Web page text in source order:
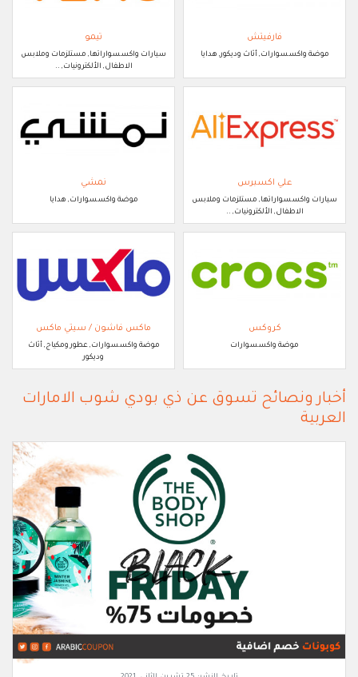
فارفيتش
موضة واكسسوارات, أثاث وديكور, هدايا
تيمو
سيارات واكسسواراتها, مستلزمات وملابس
الاطفال, الألكترونيات, ..
علي اكسبرس
سيارات واكسسواراتها, مستلزمات وملابس
الاطفال, الألكترونيات, ..
نمشي
موضة واكسسوارات, هدايا
كروكس
موضة واكسسوارات
ماكس فاشون / سيتي ماكس
موضة واكسسوارات, عطور ومكياج, أثاث
وديكور
أخبار ونصائح تسوق عن ذي بودي شوب الامارات
العربية